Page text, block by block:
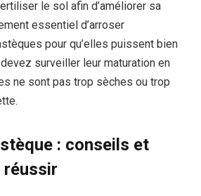
le sol afin d’améliorer sa
essentiel d’arroser
pour qu’elles puissent bien
surveiller leur maturation en
ne sont pas trop sèches ou trop
: conseils et
réussir